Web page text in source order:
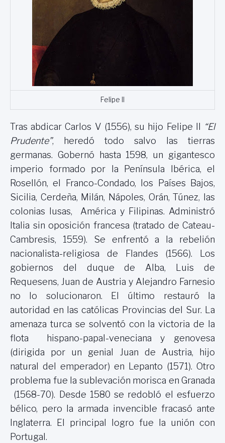
Felipe II
Tras abdicar Carlos V (1556), su hijo Felipe II
“El
Prudente”, heredó todo salvo las tierras
germanas. Gobernó hasta 1598, un gigantesco
imperio formado por la Península Ibérica, el
Rosellón, el Franco-Condado, los Países Bajos,
Sicilia, Cerdeña, Milán, Nápoles, Orán, Túnez, las
colonias lusas, América y Filipinas. Administró
Italia sin oposición francesa (tratado de Cateau-
Cambresis, 1559). Se enfrentó a la rebelión
nacionalista-religiosa de Flandes (1566). Los
gobiernos del duque de Alba, Luis de
Requesens, Juan de Austria y Alejandro Farnesio
no lo solucionaron. El último restauró la
autoridad en las católicas Provincias del Sur. La
amenaza turca se solventó con la victoria de la
flota hispano-papal-veneciana y genovesa
(dirigida por un genial Juan de Austria, hijo
natural del emperador) en Lepanto (1571). Otro
problema fue la sublevación morisca en Granada
(1568-70). Desde 1580 se redobló el esfuerzo
bélico, pero la armada invencible fracasó ante
Inglaterra. El principal logro fue la unión con
Portugal.